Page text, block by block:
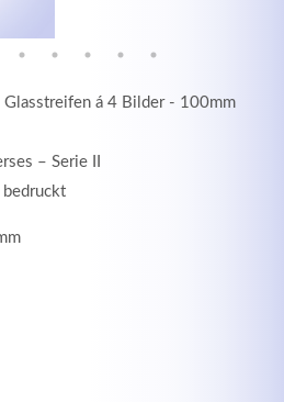
Glasstreifen á 4 Bilder - 100mm
– Serie II
Service
ligula eget dolor.